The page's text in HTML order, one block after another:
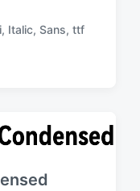
, Italic, Sans, ttf